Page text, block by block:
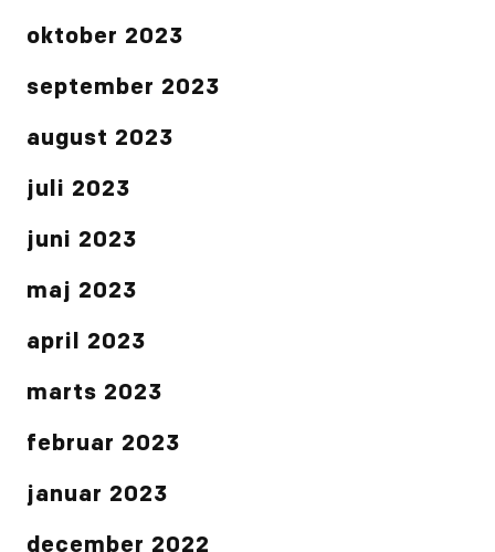
oktober 2023
september 2023
august 2023
juli 2023
juni 2023
maj 2023
april 2023
marts 2023
februar 2023
januar 2023
december 2022